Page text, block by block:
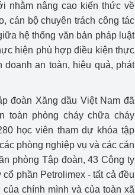
Công nghiệp nền tảng
Chính sách
Sản xuất công nghiệp
nhằm nâng cao kiến thức về
cán bộ chuyên trách công tác
hệ thống văn bản pháp luật
hiện phù hợp điều kiện thực
an toàn, hiệu quả, phát
đoàn Xăng dầu Việt Nam đã
toàn phòng cháy chữa cháy
học viên tham dự khóa tập
phòng nghiệp vụ và các cán
phòng Tập đoàn, 43 Công ty
phần Petrolimex - tất cả đều
chính mình và của toàn xã